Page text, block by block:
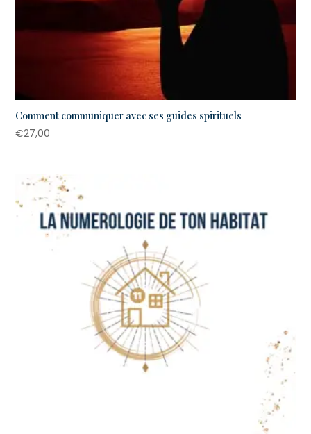
Comment communiquer avec ses guides spirituels
€27,00